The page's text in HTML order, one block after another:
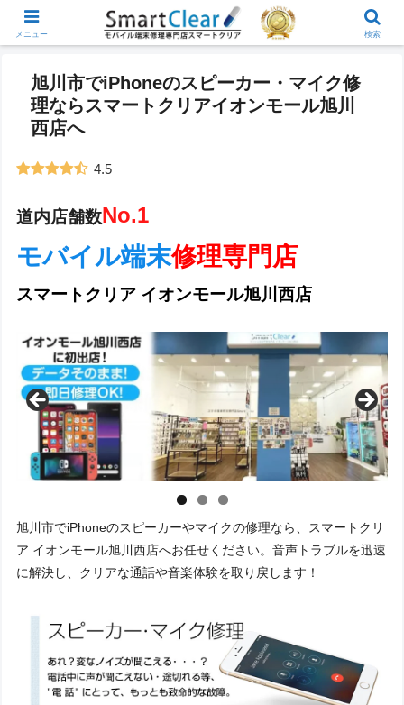
旭川市でiPhoneのスピーカー・マイク修
理ならスマートクリアイオンモール旭川
西店へ
4.5
道内店舗数No.1
モバイル端末修理専門店
スマートクリア イオンモール旭川西店
旭川市でiPhoneのスピーカーやマイクの修理なら、スマートクリ
ア イオンモール旭川西店へお任せください。音声トラブルを迅速
に解決し、クリアな通話や音楽体験を取り戻します！
メニュー 検索